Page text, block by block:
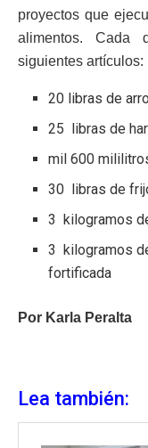
proyectos que
alimentos. Cada
siguientes artículos:
20 libras de
25 libras de
mil 600
30 libras de
3 kilogramos
3 kilogramos
fortificada
Por Karla Peralta
Lea también: